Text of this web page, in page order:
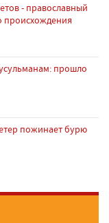
- православный
происхождения
прошло
пожинает бурю